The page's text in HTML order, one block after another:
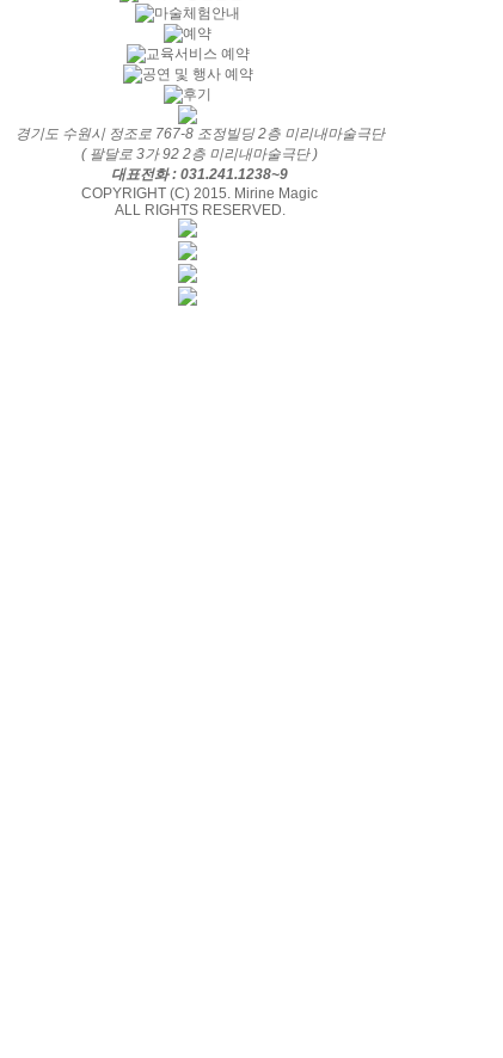
경기도 수원시 정조로 767-8 조정빌딩 2층 미리내마술극단
( 팔달로 3가 92 2층 미리내마술극단 )
대표전화 : 031.241.1238~9
COPYRIGHT (C) 2015. Mirine Magic
ALL RIGHTS RESERVED.